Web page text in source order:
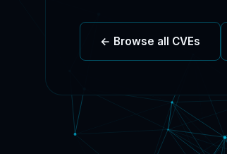
← Browse all CVEs